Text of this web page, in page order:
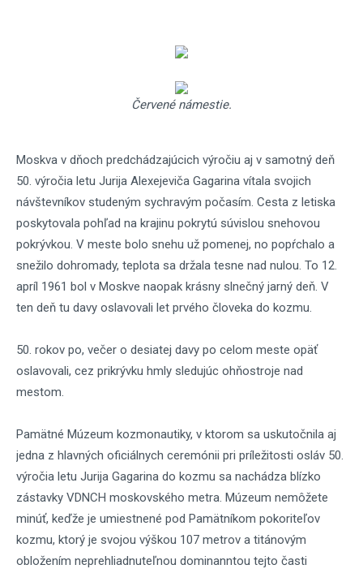
Červené námestie.
Moskva v dňoch predchádzajúcich výročiu aj v samotný deň
50. výročia letu Jurija Alexejeviča Gagarina vítala svojich
návštevníkov studeným sychravým počasím. Cesta z letiska
poskytovala pohľad na krajinu pokrytú súvislou snehovou
pokrývkou. V meste bolo snehu už pomenej, no popŕchalo a
snežilo dohromady, teplota sa držala tesne nad nulou. To 12.
apríl 1961 bol v Moskve naopak krásny slnečný jarný deň. V
ten deň tu davy oslavovali let prvého človeka do kozmu.
50. rokov po, večer o desiatej davy po celom meste opäť
oslavovali, cez prikrývku hmly sledujúc ohňostroje nad
mestom.
Pamätné Múzeum kozmonautiky, v ktorom sa uskutočnila aj
jedna z hlavných oficiálnych ceremónii pri príležitosti osláv 50.
výročia letu Jurija Gagarina do kozmu sa nachádza blízko
zástavky VDNCH moskovského metra. Múzeum nemôžete
minúť, keďže je umiestnené pod Pamätníkom pokoriteľov
kozmu, ktorý je svojou výškou 107 metrov a titánovým
obložením neprehliadnuteľnou dominanntou tejto časti